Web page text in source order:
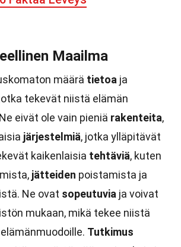
Maailma
määrä tietoa ja
tekevät niistä elämän
eivät ole vain pieniä rakenteita,
järjestelmiä, jotka ylläpitävät
kaikenlaisia tehtäviä, kuten
jätteiden poistamista ja
Ne ovat sopeutuvia ja voivat
mukaan, mikä tekee niistä
Tutkimus